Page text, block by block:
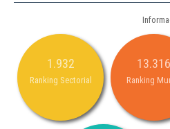
1.932
Ranking Sectorial
13.316
Ranking